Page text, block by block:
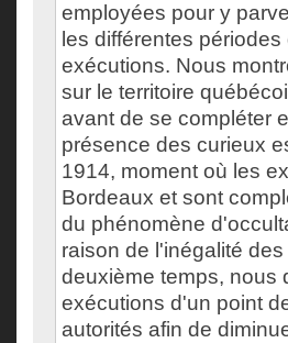
employées pour y
les différentes
exécutions. Nous
sur le territoire
avant de se compléter
présence des curieux
1914, moment où les
Bordeaux et sont
du phénomène
raison de l'inégalité
deuxième temps, nous
exécutions d'un point
autorités afin de